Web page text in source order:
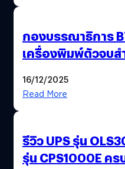
กองบรรณาธิการ
เครื่องพิมพ์ตัวจบส
16/12/2025
Read More
รีวิว UPS รุ่น
รุ่น CPS1000E ค